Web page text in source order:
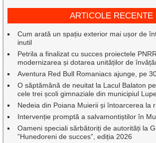
ARTICOLE RECENTE
Cum arată un spațiu exterior mai ușor de
inutil
Petrila a finalizat cu succes proiectele
modernizarea și dotarea unităților de
Aventura Red Bull Romaniacs ajunge, pe
O săptămână de neuitat la Lacul Balaton
cele trei școli gimnaziale din municipiul
Nedeia din Poiana Muierii și întoarcerea la
Intervenție promptă a salvamontiștilor în
Oameni speciali sărbătoriți de autorități la
”Hunedoreni de succes”, ediția 2026